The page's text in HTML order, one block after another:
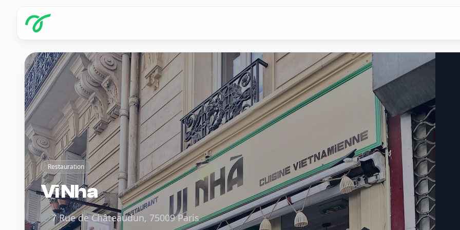
Restauration
Vi Nha
7 Rue de Châteaudun, 75009 Paris